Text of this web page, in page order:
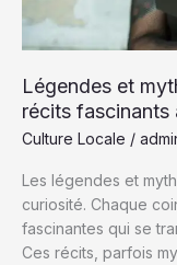
Légendes et
récits fascinants
Culture Locale /
Les légendes et
curiosité. Chaque
fascinantes qui se
Ces récits, parfois